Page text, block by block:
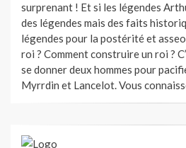
surprenant ! Et si les légendes
des légendes mais des faits
légendes pour la postérité et
roi ? Comment construire un roi ?
se donner deux hommes pour
Myrrdin et Lancelot. Vous